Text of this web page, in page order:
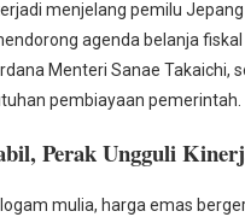
menjelang pemilu
agenda belanja fiskal
Menteri Sanae Takaichi,
pembiayaan pemerintah.
Perak Ungguli
mulia, harga emas